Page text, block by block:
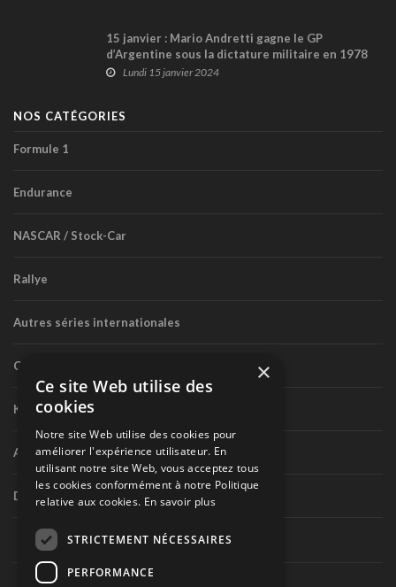
15 janvier : Mario Andretti gagne le GP
d’Argentine sous la dictature militaire en 1978
Lundi 15 janvier 2024
NOS CATÉGORIES
Formule 1
Endurance
NASCAR / Stock-Car
Rallye
Autres séries internationales
Circuit routier canadien
Karting
Autres séries nationales
Divers
×
Ce site Web utilise des
cookies
Notre site Web utilise des cookies pour
améliorer l'expérience utilisateur. En
utilisant notre site Web, vous acceptez tous
les cookies conformément à notre Politique
relative aux cookies. En savoir plus
STRICTEMENT NÉCESSAIRES
PERFORMANCE